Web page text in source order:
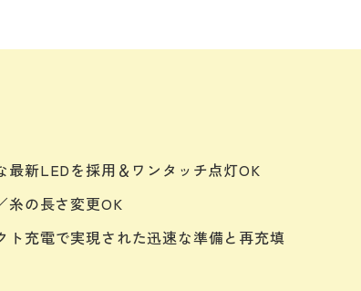
最新LEDを採用＆ワンタッチ点灯OK
糸の長さ変更OK
ト充電で実現された迅速な準備と再充填